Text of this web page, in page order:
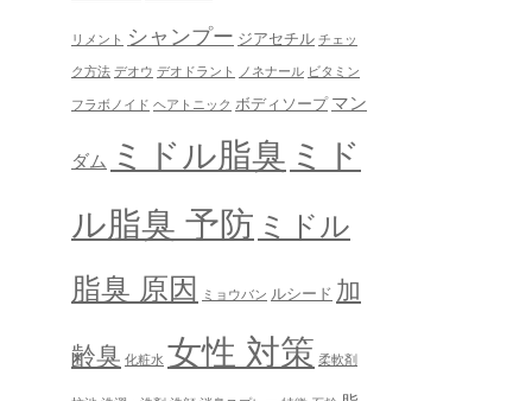
リメント シャンプー ジアセチル チェッ
ク方法 デオウ デオドラント ノネナール ビタミン
フラボノイド ヘアトニック ボディソープ マン
ダム ミドル脂臭 ミド
ル脂臭 予防 ミドル
脂臭 原因 ミョウバン ルシード 加
齢臭 化粧水 女性 対策 柔軟剤